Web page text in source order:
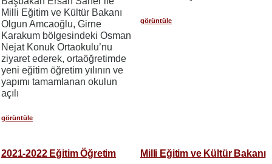
Milli Eğitim ve Kültür Bakanı
Olgun Amcaoğlu, Girne
Karakum bölgesindeki Osman
Nejat Konuk Ortaokulu’nu
ziyaret ederek, ortaöğretimde
yeni eğitim öğretim yılının ve
yapımı tamamlanan okulun
açılı
görüntüle
görüntüle
2021-2022 Eğitim Öğretim
Milli Eğitim ve Kültür Bakanı